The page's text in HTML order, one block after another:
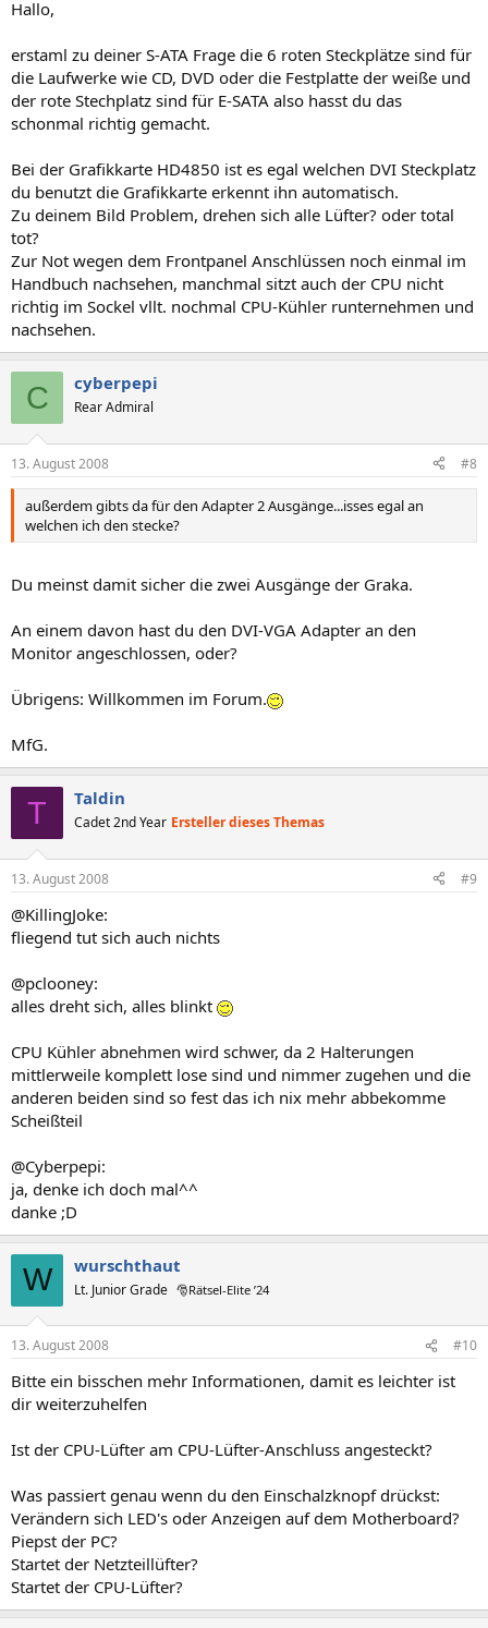
Hallo,
erstaml zu deiner S-ATA Frage die 6 roten Steckplätze sind für
die Laufwerke wie CD, DVD oder die Festplatte der weiße und
der rote Stechplatz sind für E-SATA also hasst du das
schonmal richtig gemacht.
Bei der Grafikkarte HD4850 ist es egal welchen DVI Steckplatz
du benutzt die Grafikkarte erkennt ihn automatisch.
Zu deinem Bild Problem, drehen sich alle Lüfter? oder total
tot?
Zur Not wegen dem Frontpanel Anschlüssen noch einmal im
Handbuch nachsehen, manchmal sitzt auch der CPU nicht
richtig im Sockel vllt. nochmal CPU-Kühler runternehmen und
nachsehen.
C cyberpepi
Rear Admiral
13. August 2008 #8
außerdem gibts da für den Adapter 2 Ausgänge...isses egal an
welchen ich den stecke?
Du meinst damit sicher die zwei Ausgänge der Graka.
An einem davon hast du den DVI-VGA Adapter an den
Monitor angeschlossen, oder?
Übrigens: Willkommen im Forum.
MfG.
T Taldin
Cadet 2nd Year Ersteller dieses Themas
13. August 2008 #9
@KillingJoke:
fliegend tut sich auch nichts
@pclooney:
alles dreht sich, alles blinkt
CPU Kühler abnehmen wird schwer, da 2 Halterungen
mittlerweile komplett lose sind und nimmer zugehen und die
anderen beiden sind so fest das ich nix mehr abbekomme
Scheißteil
@Cyberpepi:
ja, denke ich doch mal^^
danke ;D
W wurschthaut
Lt. Junior Grade 🎅Rätsel-Elite ’24
13. August 2008 #10
Bitte ein bisschen mehr Informationen, damit es leichter ist
dir weiterzuhelfen
Ist der CPU-Lüfter am CPU-Lüfter-Anschluss angesteckt?
Was passiert genau wenn du den Einschalzknopf drückst:
Verändern sich LED's oder Anzeigen auf dem Motherboard?
Piepst der PC?
Startet der Netzteillüfter?
Startet der CPU-Lüfter?